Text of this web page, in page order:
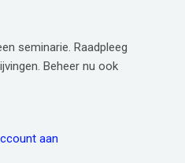
seminarie. Raadpleeg
Beheer nu ook
aan